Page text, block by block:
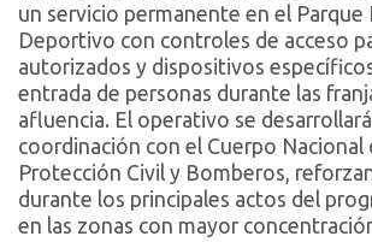
un servicio permanente en el Parque
Deportivo con controles de acceso
autorizados y dispositivos
entrada de personas durante las
afluencia. El operativo se
coordinación con el Cuerpo Nacional
Protección Civil y Bomberos,
durante los principales actos del
en las zonas con mayor